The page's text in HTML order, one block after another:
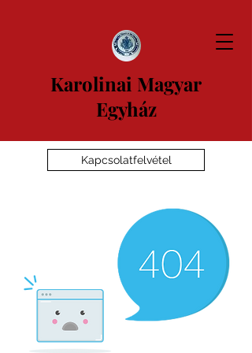
Karolinai Magyar
Egyház
Kapcsolatfelvétel